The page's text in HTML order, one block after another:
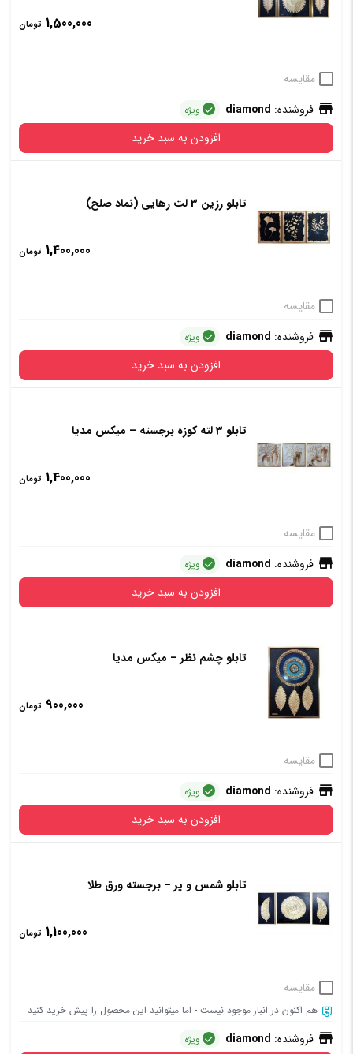
1,500,000 تومان
مقایسه
فروشنده: diamond ویژه
افزودن به سبد خرید
تابلو رزین 3 لت رهایی (نماد صلح)
1,400,000 تومان
مقایسه
فروشنده: diamond ویژه
افزودن به سبد خرید
تابلو 3 لته کوزه برجسته – میکس مدیا
1,400,000 تومان
مقایسه
فروشنده: diamond ویژه
افزودن به سبد خرید
تابلو چشم نظر – میکس مدیا
900,000 تومان
مقایسه
فروشنده: diamond ویژه
افزودن به سبد خرید
تابلو شمس و پر – برجسته ورق طلا
1,100,000 تومان
مقایسه
هم اکنون در انبار موجود نیست - اما میتوانید این محصول را پیش خرید کنید
فروشنده: diamond ویژه